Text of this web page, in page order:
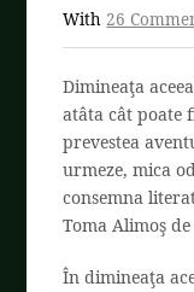
With26
Dimineaţa
atâta cât poate
prevestea
urmeze, mica
consemna
Toma Alimoş de
În dimineaţa